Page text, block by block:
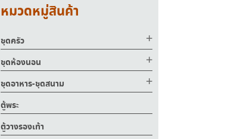
หมวดหมู่สินค้า
ชุดครัว
ชุดห้องนอน
ชุดอาหาร-ชุดสนาม
ตู้พระ
ตู้วางรองเท้า